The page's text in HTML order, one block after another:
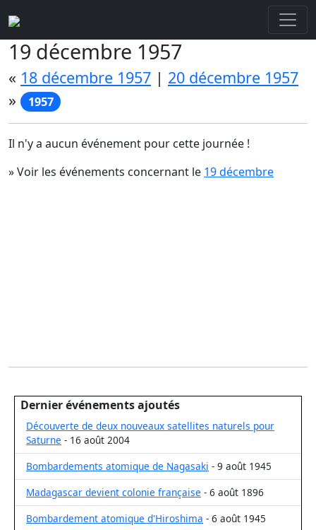
19 décembre 1957
« 18 décembre 1957 | 20 décembre 1957
»
1957
Il n'y a aucun événement pour cette journée !
» Voir les événements concernant le 19 décembre
Dernier événements ajoutés
Découverte de deux nouveaux satellites naturels pour
Saturne - 16 août 2004
Bombardements atomique de Nagasaki - 9 août 1945
Madagascar devient colonie française - 6 août 1896
Bombardement atomique d'Hiroshima - 6 août 1945